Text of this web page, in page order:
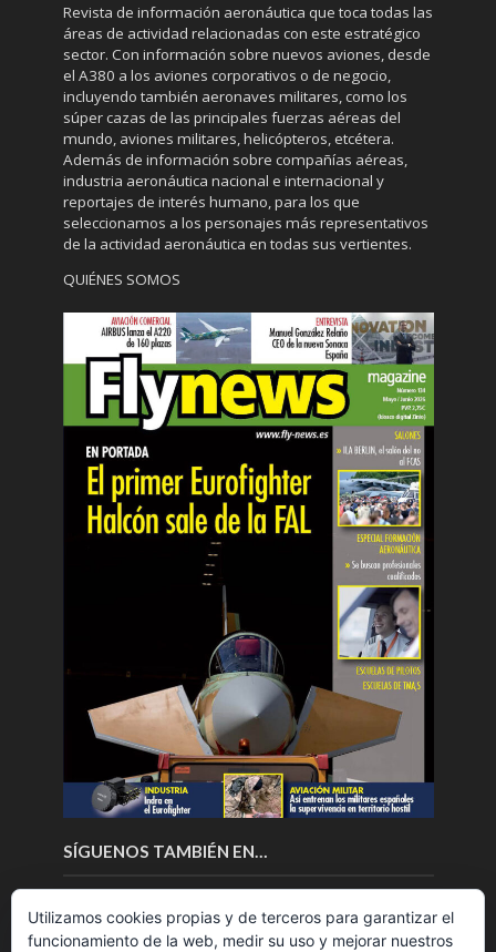
Revista de información aeronáutica que toca todas las
áreas de actividad relacionadas con este estratégico
sector. Con información sobre nuevos aviones, desde
el A380 a los aviones corporativos o de negocio,
incluyendo también aeronaves militares, como los
súper cazas de las principales fuerzas aéreas del
mundo, aviones militares, helicópteros, etcétera.
Además de información sobre compañías aéreas,
industria aeronáutica nacional e internacional y
reportajes de interés humano, para los que
seleccionamos a los personajes más representativos
de la actividad aeronáutica en todas sus vertientes.
QUIÉNES SOMOS
SÍGUENOS TAMBIÉN EN…
Utilizamos cookies propias y de terceros para garantizar el
funcionamiento de la web, medir su uso y mejorar nuestros